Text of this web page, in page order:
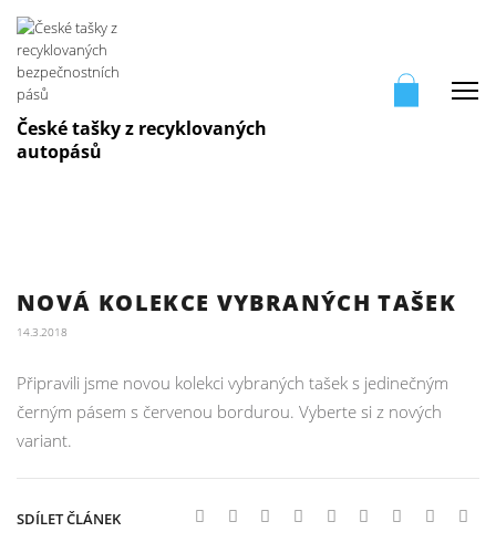
České tašky z recyklovaných
autopásů
NOVÁ KOLEKCE VYBRANÝCH TAŠEK
14.3.2018
Připravili jsme novou kolekci vybraných tašek s jedinečným
černým pásem s červenou bordurou. Vyberte si z nových
variant.
SDÍLET ČLÁNEK